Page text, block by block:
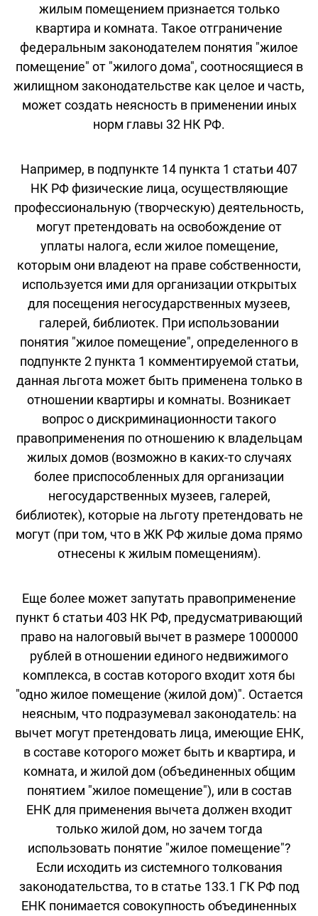
жилым помещением признается только
квартира и комната. Такое отграничение
федеральным законодателем понятия "жилое
помещение" от "жилого дома", соотносящиеся в
жилищном законодательстве как целое и часть,
может создать неясность в применении иных
норм главы 32 НК РФ.
Например, в подпункте 14 пункта 1 статьи 407
НК РФ физические лица, осуществляющие
профессиональную (творческую) деятельность,
могут претендовать на освобождение от
уплаты налога, если жилое помещение,
которым они владеют на праве собственности,
используется ими для организации открытых
для посещения негосударственных музеев,
галерей, библиотек. При использовании
понятия "жилое помещение", определенного в
подпункте 2 пункта 1 комментируемой статьи,
данная льгота может быть применена только в
отношении квартиры и комнаты. Возникает
вопрос о дискриминационности такого
правоприменения по отношению к владельцам
жилых домов (возможно в каких-то случаях
более приспособленных для организации
негосударственных музеев, галерей,
библиотек), которые на льготу претендовать не
могут (при том, что в ЖК РФ жилые дома прямо
отнесены к жилым помещениям).
Еще более может запутать правоприменение
пункт 6 статьи 403 НК РФ, предусматривающий
право на налоговый вычет в размере 1000000
рублей в отношении единого недвижимого
комплекса, в состав которого входит хотя бы
"одно жилое помещение (жилой дом)". Остается
неясным, что подразумевал законодатель: на
вычет могут претендовать лица, имеющие ЕНК,
в составе которого может быть и квартира, и
комната, и жилой дом (объединенных общим
понятием "жилое помещение"), или в состав
ЕНК для применения вычета должен входит
только жилой дом, но зачем тогда
использовать понятие "жилое помещение"?
Если исходить из системного толкования
законодательства, то в статье 133.1 ГК РФ под
ЕНК понимается совокупность объединенных